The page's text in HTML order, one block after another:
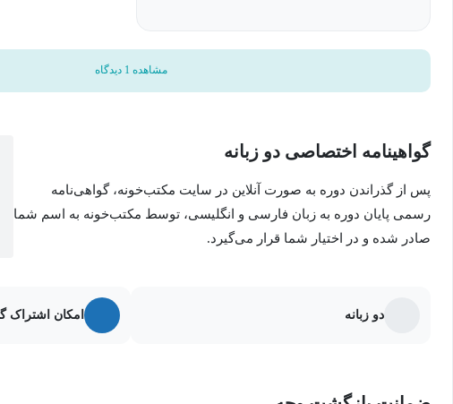
مشاهده 1 دیدگاه
گواهینامه اختصاصی دو زبانه
پس از گذراندن دوره به صورت آنلاین در سایت مکتب‌خونه، گواهی‌نامه
رسمی پایان دوره به زبان فارسی و انگلیسی، توسط مکتب‌خونه به اسم شما
صادر شده و در اختیار شما قرار می‌گیرد.
امکان اشتراک دو زبانه